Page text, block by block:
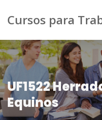
Cursos para
UF1522
Equinos